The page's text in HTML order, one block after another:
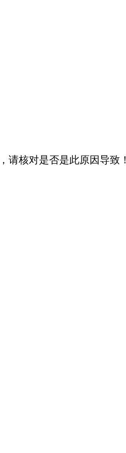
请核对是否是此原因导致！